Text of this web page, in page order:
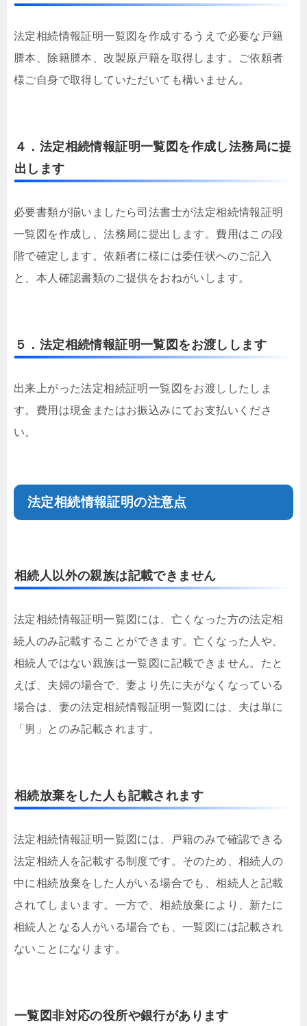
法定相続情報証明一覧図を作成するうえで必要な戸籍
謄本、除籍謄本、改製原戸籍を取得します。ご依頼者
様ご自身で取得していただいても構いません。
４．法定相続情報証明一覧図を作成し法務局に提
出します
必要書類が揃いましたら司法書士が法定相続情報証明
一覧図を作成し、法務局に提出します。費用はこの段
階で確定します。依頼者に様には委任状へのご記入
と、本人確認書類のご提供をおねがいします。
５．法定相続情報証明一覧図をお渡しします
出来上がった法定相続証明一覧図をお渡ししたしま
す。費用は現金またはお振込みにてお支払いくださ
い。
法定相続情報証明の注意点
相続人以外の親族は記載できません
法定相続情報証明一覧図には、亡くなった方の法定相
続人のみ記載することができます。亡くなった人や、
相続人ではない親族は一覧図に記載できません。たと
えば、夫婦の場合で、妻より先に夫がなくなっている
場合は、妻の法定相続情報証明一覧図には、夫は単に
「男」とのみ記載されます。
相続放棄をした人も記載されます
法定相続情報証明一覧図には、戸籍のみで確認できる
法定相続人を記載する制度です。そのため、相続人の
中に相続放棄をした人がいる場合でも、相続人と記載
されてしまいます。一方で、相続放棄により、新たに
相続人となる人がいる場合でも、一覧図には記載され
ないことになります。
一覧図非対応の役所や銀行があります